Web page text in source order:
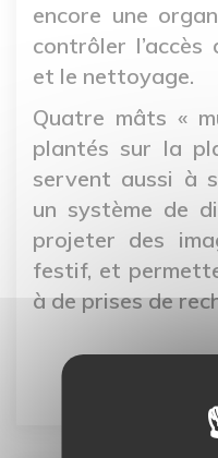
encore une
contrôler
et le nettoyage.
Quatre mâts «
plantés sur la
servent aussi à
un système de
projeter des
festif, et
à de prises de